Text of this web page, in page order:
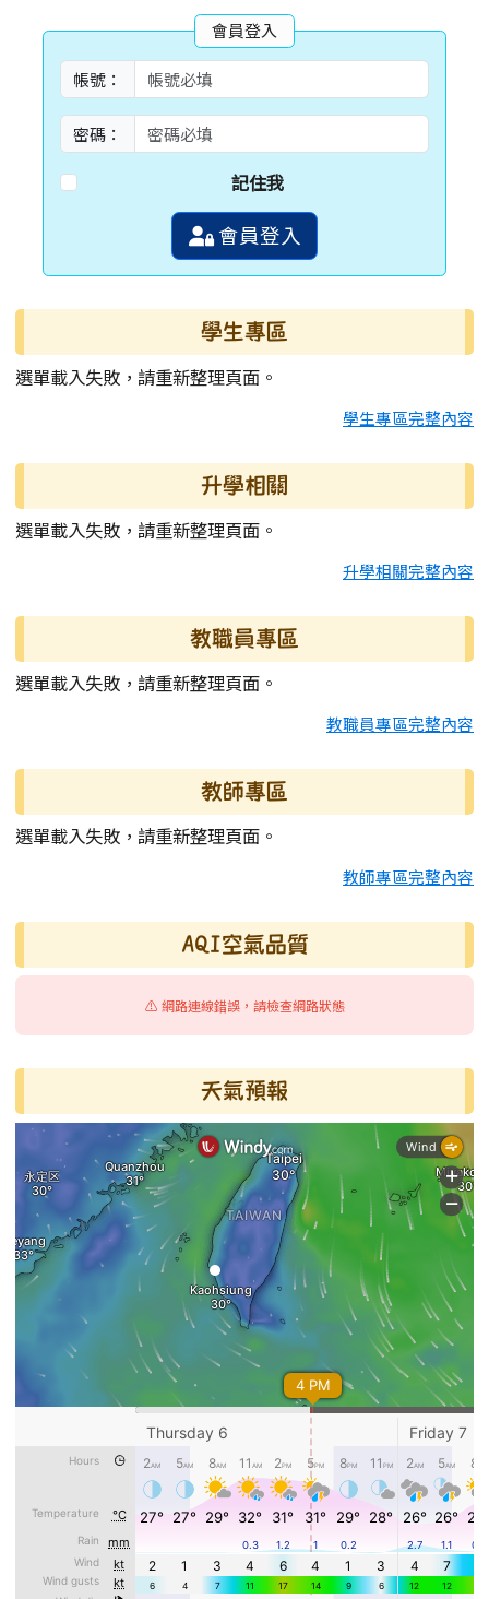
會員登入
帳號：
密碼：
記住我
會員登入
學生專區
選單載入失敗，請重新整理頁面。
學生專區完整內容
升學相關
選單載入失敗，請重新整理頁面。
升學相關完整內容
教職員專區
選單載入失敗，請重新整理頁面。
教職員專區完整內容
教師專區
選單載入失敗，請重新整理頁面。
教師專區完整內容
AQI空氣品質
⚠️ 網路連線錯誤，請檢查網路狀態
天氣預報